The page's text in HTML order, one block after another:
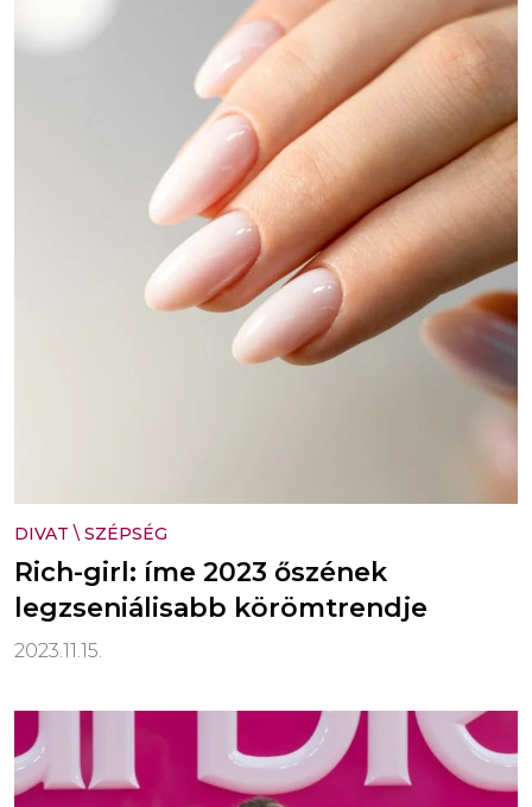
DIVAT \ SZÉPSÉG
Rich-girl: íme 2023 őszének
legzseniálisabb körömtrendje
2023.11.15.